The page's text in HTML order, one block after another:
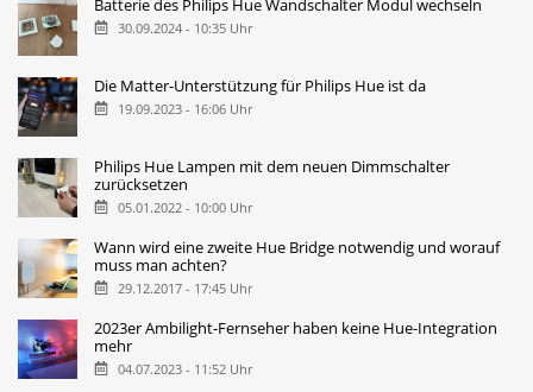
Batterie des Philips Hue Wandschalter Modul wechseln
30.09.2024 - 10:35 Uhr
Die Matter-Unterstützung für Philips Hue ist da
19.09.2023 - 16:06 Uhr
Philips Hue Lampen mit dem neuen Dimmschalter
zurücksetzen
05.01.2022 - 10:00 Uhr
Wann wird eine zweite Hue Bridge notwendig und worauf
muss man achten?
29.12.2017 - 17:45 Uhr
2023er Ambilight-Fernseher haben keine Hue-Integration
mehr
04.07.2023 - 11:52 Uhr